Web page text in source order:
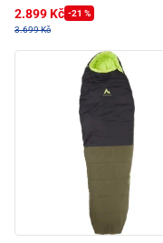
2.899 Kč -21 %
3.699 Kč